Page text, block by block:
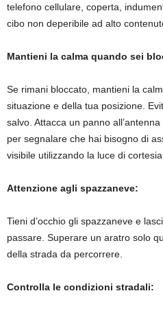
telefono cellulare, coperta,
cibo non deperibile ad alto
Mantieni la calma quando sei
Se rimani bloccato, mantieni la
situazione e della tua posizione.
salvo. Attacca un panno
per segnalare che hai bisogno di
visibile utilizzando la luce di
Attenzione agli spazzaneve:
Tieni d’occhio gli spazzaneve e
passare. Superare un aratro solo
della strada da percorrere.
Controlla le condizioni stradali: